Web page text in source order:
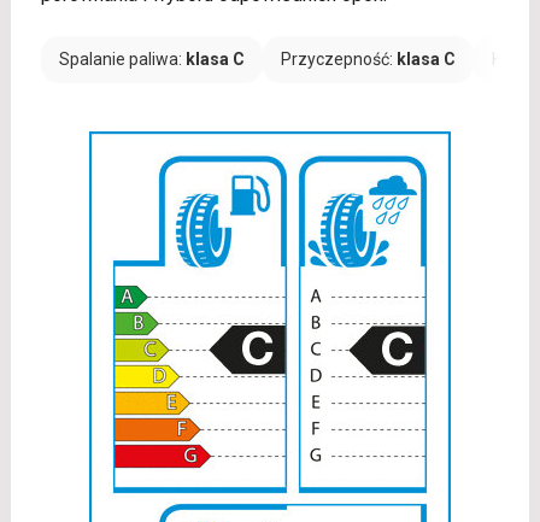
Spalanie paliwa: klasa C Przyczepność: klasa C